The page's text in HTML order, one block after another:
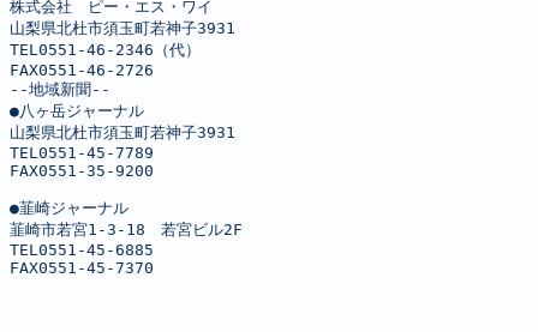
株式会社　ピー・エス・ワイ
山梨県北杜市須玉町若神子3931
TEL0551-46-2346（代）
FAX0551-46-2726
--地域新聞--
●八ヶ岳ジャーナル
山梨県北杜市須玉町若神子3931
TEL0551-45-7789
FAX0551-35-9200
●韮崎ジャーナル
韮崎市若宮1-3-18　若宮ビル2F
TEL0551-45-6885
FAX0551-45-7370